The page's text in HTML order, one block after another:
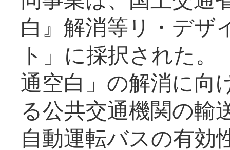
白』解消等リ・デザ
ト」に採択された
通空白」の解消に向
る公共交通機関の輸
自動運転バスの有効